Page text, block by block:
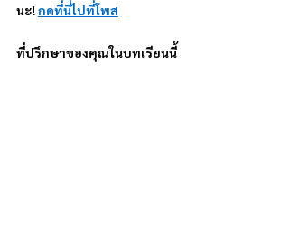
นะ! กดที่นี่ไปที่โพส
ที่ปรึกษาของคุณในบทเรียนนี้